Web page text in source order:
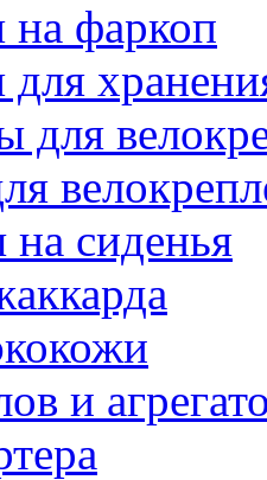
на фаркоп
для
сиденья
и